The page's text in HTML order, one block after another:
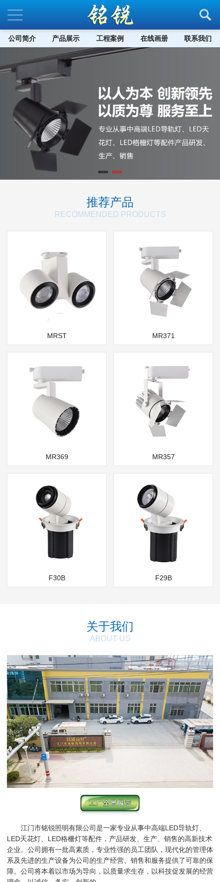
公司简介 产品展示 工程案例 在线画册 联系我们
推荐产品
RECOMMENDED PRODUCTS
MRST MR371
MR369 MR357
F30B F29B
关于我们
ABOUT US
江门市铭锐照明有限公司是一家专业从事中高端LED导轨灯、
LED天花灯、LED格栅灯等配件，产品研发、生产、销售的高新技术
企业。公司拥有一批高素质，专业性强的员工团队，现代化的管理体
系及先进的生产设备为公司的生产经营、销售和服务提供了可靠的保
障。公司将本着以市场为导向，以质量求生存，以科技促发展的经营